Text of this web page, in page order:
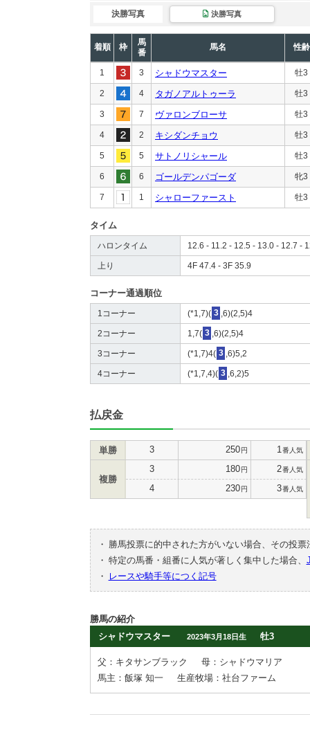
決勝写真 決勝写真
着順 枠
馬
番
馬名 性齢
1 3 シャドウマスター 牡3
2 4 タガノアルトゥーラ 牡3
3 7 ヴァロンブローサ 牡3
4 2 キシダンチョウ 牡3
5 5 サトノリシャール 牡3
6 6 ゴールデンパゴーダ 牝3
7 1 シャローファースト 牡3
タイム
ハロンタイム 12.6 - 11.2 - 12.5 - 13.0 - 12.7 -
上り 4F 47.4 - 3F 35.9
コーナー通過順位
1コーナー (*1,7)( 3 ,6)(2,5)4
2コーナー 1,7( 3 ,6)(2,5)4
3コーナー (*1,7)4( 3 ,6)5,2
4コーナー (*1,7,4)( 3 ,6,2)5
払戻金
単勝 3 250円 1 番人気
複勝
3 180円 2番人気
4 230円 3番人気
・
勝馬投票に的中された方がいない場合、その投
・ 特定の馬番・組番に人気が著しく集中した場合、
・
レースや騎手等につく記号
勝馬の紹介
シャドウマスター
2023年3月18日生 牡3
父：キタサンブラック
母：シャドウマリア
馬主：飯塚 知一
生産牧場：社台ファーム